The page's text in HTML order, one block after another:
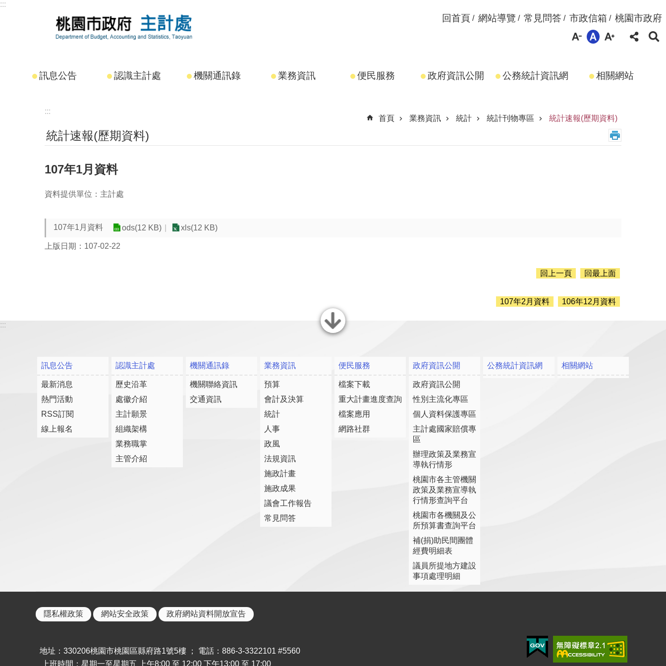
跳到主要內容區塊
:::
回首頁 網站導覽 常見問答 市政信箱 桃園市政府
訊息公告 認識主計處 機關通訊錄 業務資訊 便民服務 政府資訊公開 公務統計資訊網 相關網站
:::
首頁
業務資訊 統計 統計刊物專區 統計速報(歷期資料)
統計速報(歷期資料)
107年1月資料
資料提供單位：主計處
107年1月資料 ods(12 KB) xls(12 KB)
上版日期：107-02-22
回上一頁 回最上面
107年2月資料 106年12月資料
關閉
:::
訊息公告
最新消息
熱門活動
RSS訂閱
線上報名
認識主計處
歷史沿革
處徽介紹
主計願景
組織架構
業務職掌
主管介紹
機關通訊錄
機關聯絡資訊
交通資訊
業務資訊
預算
會計及決算
統計
人事
政風
法規資訊
施政計畫
施政成果
議會工作報告
常見問答
便民服務
檔案下載
重大計畫進度查詢
檔案應用
網路社群
政府資訊公開
政府資訊公開
性別主流化專區
個人資料保護專區
主計處國家賠償專
區
辦理政策及業務宣
導執行情形
桃園市各主管機關
政策及業務宣導執
行情形查詢平台
桃園市各機關及公
所預算書查詢平台
補(捐)助民間團體
經費明細表
議員所提地方建設
事項處理明細
公務統計資訊網 相關網站
隱私權政策 網站安全政策 政府網站資料開放宣告
地址：330206桃園市桃園區縣府路1號5樓 ； 電話：886-3-3322101 #5560
上班時間：星期一至星期五 上午8:00 至 12:00 下午13:00 至 17:00